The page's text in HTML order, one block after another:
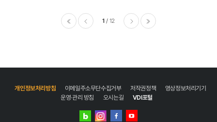
1 12
개인정보처리방침 이메일주소무단수집거부 저작권정책
영상정보처리기기
운영·관리 방침
오시는길 VDI포털
네이버
인스타그램